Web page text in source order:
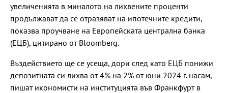
увеличенията в миналото на лихвените проценти
продължават да се отразяват на ипотечните кредити,
показва проучване на Европейската централна банка
(ЕЦБ), цитирано от Bloomberg.
Въздействието ще се усеща, дори след като ЕЦБ понижи
депозитната си лихва от 4% на 2% от юни 2024 г. насам,
пишат икономисти на институцията във Франкфурт в